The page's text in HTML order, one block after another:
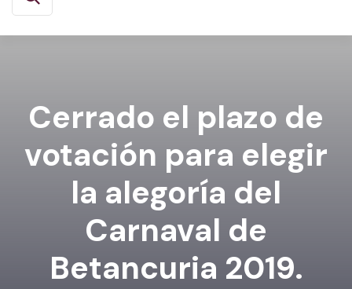
Cerrado el plazo de
votación para elegir
la alegoría del
Carnaval de
Betancuria 2019.